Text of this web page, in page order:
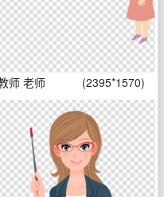
师 老师 (2395*1570)